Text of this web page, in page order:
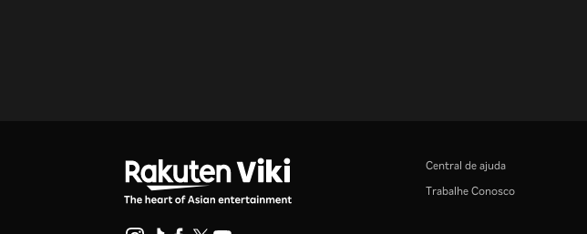
Central de ajuda
Trabalhe Conosco